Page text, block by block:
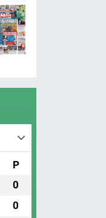
P
0
0